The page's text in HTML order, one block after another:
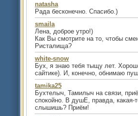
natasha
Рада бесконечно. Спасибо.)
smaila
Лена, доброе утро!)
Как Вы смотрите на то, чтобы
Ристалища?
white-snow
Бух, я знаю тебя тыщу лет.
сайтике). И, конечно, обнимаю
tamika25
Бухтелыч, Тамилыч на связи,
спокойно. В душЕ, правда, какая-
слышишь? Приём!